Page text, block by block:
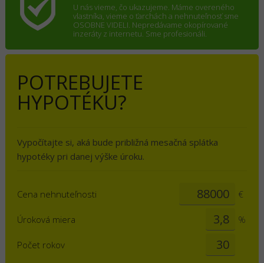
U nás vieme, čo ukazujeme. Máme overeného
vlastníka, vieme o ťarchách a nehnuteľnosť sme
OSOBNE VIDELI. Nepredávame okopírované
inzeráty z internetu. Sme profesionáli.
POTREBUJETE
HYPOTÉKU?
Vypočítajte si, aká bude približná mesačná splátka
hypotéky pri danej výške úroku.
Cena nehnuteľnosti €
Úroková miera %
Počet rokov